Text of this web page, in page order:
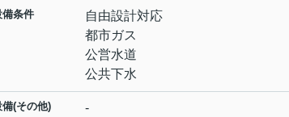
備条件
自由設計対応
都市ガス
公営水道
公共下水
備(その他) -